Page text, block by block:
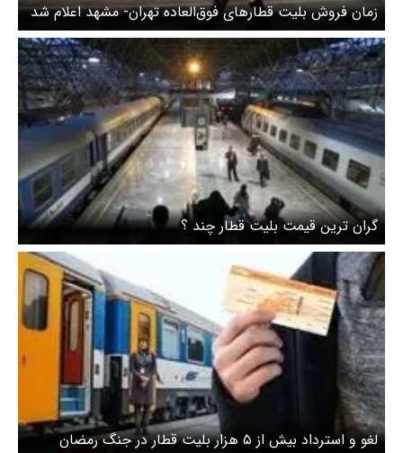
زمان فروش بلیت قطارهای فوق‌العاده تهران- مشهد اعلام شد
گران ترین قیمت بلیت قطار چند ؟
لغو و استرداد بیش از ۵ هزار بلیت قطار در جنگ رمضان